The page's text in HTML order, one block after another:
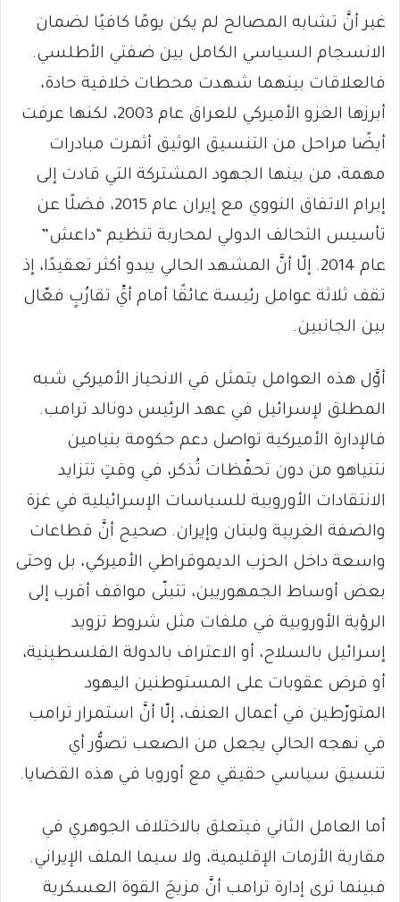
غير أنَّ تشابه المصالح لم يكن يومًا كافيًا لضمان
الانسجام السياسي الكامل بين ضفتي الأطلسي.
فالعلاقات بينهما شهدت محطات خلافية حادة،
أبرزها الغزو الأميركي للعراق عام 2003، لكنها عرفت
أيضًا مراحل من التنسيق الوثيق أثمرت مبادرات
مهمة، من بينها الجهود المشتركة التي قادت إلى
إبرام الاتفاق النووي مع إيران عام 2015، فضلًا عن
تأسيس التحالف الدولي لمحاربة تنظيم “داعش”
عام 2014. إلّا أنَّ المشهد الحالي يبدو أكثر تعقيدًا، إذ
تقف ثلاثة عوامل رئيسة عائقًا أمام أيِّ تقارُبٍ فعّال
بين الجانبين.
أوَّل هذه العوامل يتمثل في الانحياز الأميركي شبه
المطلق لإسرائيل في عهد الرئيس دونالد ترامب.
فالإدارة الأميركية تواصل دعم حكومة بنيامين
نتنياهو من دون تحفّظات تُذكر، في وقتٍ تتزايد
الانتقادات الأوروبية للسياسات الإسرائيلية في غزة
والضفة الغربية ولبنان وإيران. صحيح أنَّ قطاعات
واسعة داخل الحزب الديموقراطي الأميركي، بل وحتى
بعض أوساط الجمهوريين، تتبنّى مواقف أقرب إلى
الرؤية الأوروبية في ملفات مثل شروط تزويد
إسرائيل بالسلاح، أو الاعتراف بالدولة الفلسطينية،
أو فرض عقوبات على المستوطنين اليهود
المتورّطين في أعمال العنف، إلّا أنَّ استمرار ترامب
في نهجه الحالي يجعل من الصعب تصوُّر أي
تنسيق سياسي حقيقي مع أوروبا في هذه القضايا.
أما العامل الثاني فيتعلق بالاختلاف الجوهري في
مقاربة الأزمات الإقليمية، ولا سيما الملف الإيراني.
فبينما ترى إدارة ترامب أنَّ مزيجَ القوة العسكرية